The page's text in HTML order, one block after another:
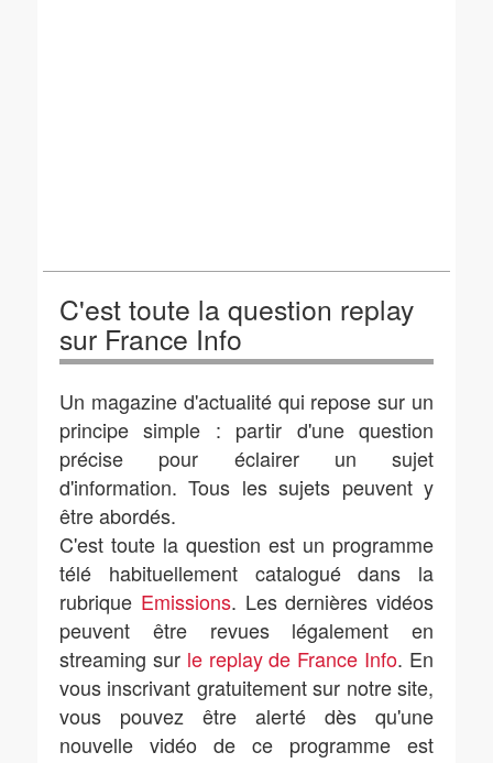
C'est toute la question replay
sur France Info
Un magazine d'actualité qui repose sur un
principe simple : partir d'une question
précise pour éclairer un sujet
d'information. Tous les sujets peuvent y
être abordés.
C'est toute la question est un programme
télé habituellement catalogué dans la
rubrique Emissions. Les dernières vidéos
peuvent être revues légalement en
streaming sur le replay de France Info. En
vous inscrivant gratuitement sur notre site,
vous pouvez être alerté dès qu'une
nouvelle vidéo de ce programme est